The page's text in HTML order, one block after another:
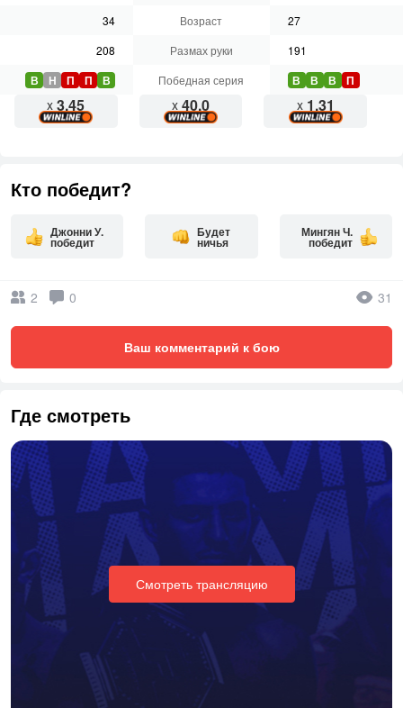
34
208
В Н П П В
Возраст
Размах руки
Победная серия
27
191
В В В П
x 3.45 x 40.0 x 1.31
Кто победит?
Джонни У.
победит
Будет
ничья
Мингян Ч.
победит
2 0 31
Ваш комментарий к бою
Где смотреть
Смотреть трансляцию